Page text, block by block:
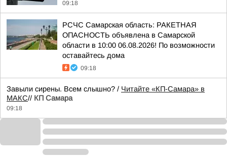
09:18
РСЧС Самарская область: РАКЕТНАЯ
ОПАСНОСТЬ объявлена в Самарской
области в 10:00 06.08.2026! По возможности
оставайтесь дома
09:18
Завыли сирены. Всем слышно? / Читайте «КП-Самара» в
МАКС// КП Самара
09:18